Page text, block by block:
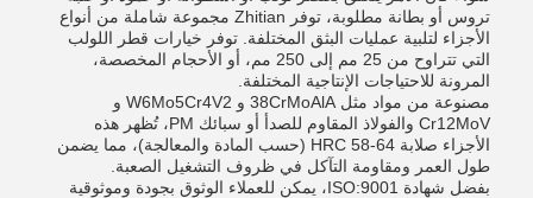
تروس أو بطانة مطلوبة، توفر Zhitian مجموعة شاملة من أنواع
الأجزاء لتلبية عمليات البثق المختلفة. توفر خيارات قطر اللولب
التي تتراوح من 25 مم إلى 250 مم، أو الأحجام المخصصة،
المرونة للاحتياجات الإنتاجية المختلفة.
مصنوعة من مواد مثل 38CrMoAlA و W6Mo5Cr4V2 و
Cr12MoV والفولاذ المقاوم للصدأ أو سبائك PM، تُظهر هذه
الأجزاء صلابة HRC 58-64 (حسب المادة والمعالجة)، مما يضمن
طول العمر ومقاومة التآكل في ظروف التشغيل الصعبة.
بفضل شهادة ISO:9001، يمكن للعملاء الوثوق بجودة وموثوقية